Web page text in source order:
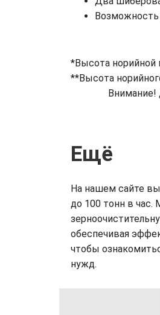
Возможность
*Высота норийной
**Высота
Внимание!
Ещё
На нашем сайте
до 100 тонн в
обеспечивая
чтобы
нужд.